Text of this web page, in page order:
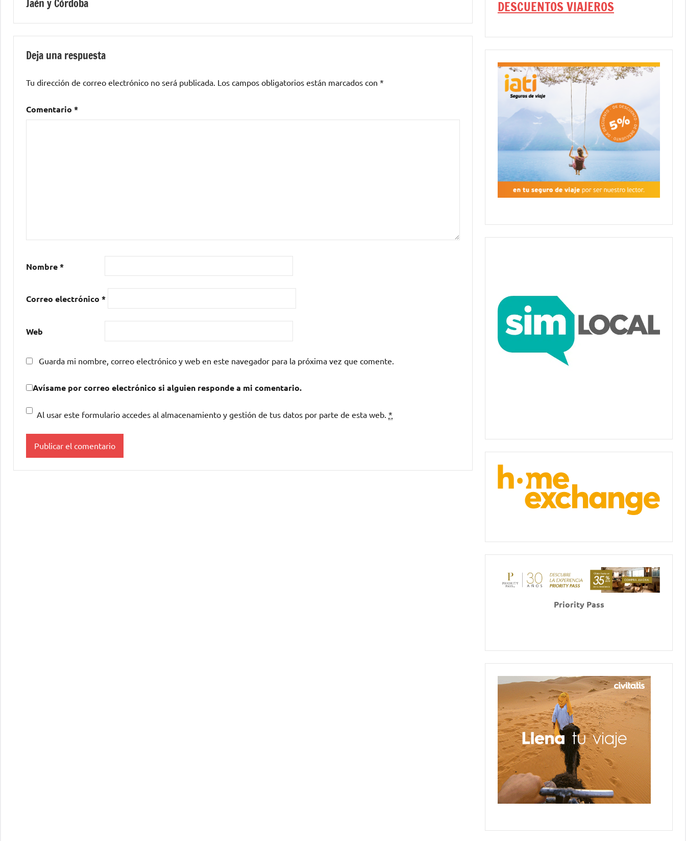
de
entradas
Jaén y Córdoba
Deja una respuesta
Tu dirección de correo electrónico no será publicada. Los campos obligatorios están marcados con *
Comentario *
Nombre*
Correo electrónico *
Web
Guarda mi nombre, correo electrónico y web en este navegador para la próxima vez que comente.
Avísame por correo electrónico si alguien responde a mi comentario.
Al usar este formulario accedes al almacenamiento y gestión de tus datos por parte de esta web. *
DESCUENTOS VIAJEROS
Priority Pass